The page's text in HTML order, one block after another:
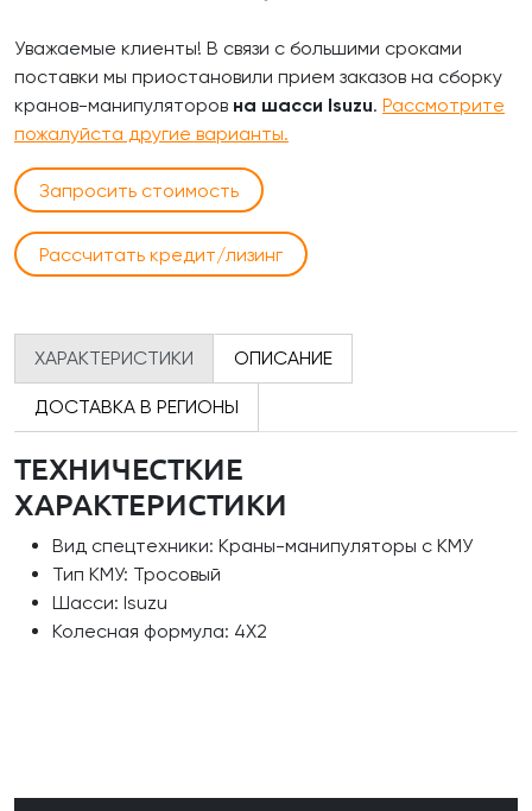
Уважаемые клиенты! В связи с большими сроками
поставки мы приостановили прием заказов на сборку
кранов-манипуляторов на шасси Isuzu. Рассмотрите
пожалуйста другие варианты.
Запросить стоимость
Рассчитать кредит/лизинг
ХАРАКТЕРИСТИКИ ОПИСАНИЕ
ДОСТАВКА В РЕГИОНЫ
ТЕХНИЧЕСТКИЕ
ХАРАКТЕРИСТИКИ
Вид спецтехники: Краны-манипуляторы с КМУ
Тип КМУ: Тросовый
Шасси: Isuzu
Колесная формула: 4Х2